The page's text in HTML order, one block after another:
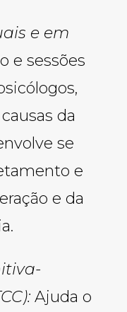
e em
e sessões
da
se
e
e da
Ajuda o